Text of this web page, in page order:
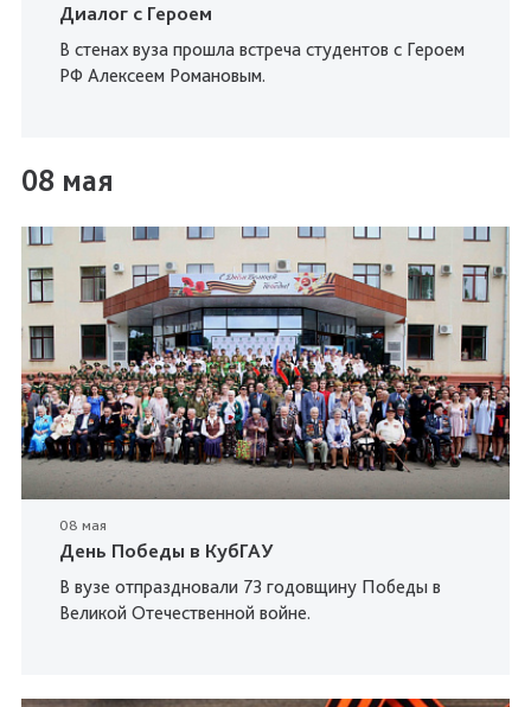
Диалог с Героем
В стенах вуза прошла встреча студентов с Героем
РФ Алексеем Романовым.
08 мая
08 мая
День Победы в КубГАУ
В вузе отпраздновали 73 годовщину Победы в
Великой Отечественной войне.